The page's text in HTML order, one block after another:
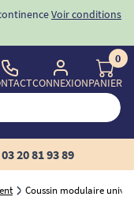
Voir conditions
CONNEXION
0
PANIER
03 20 81 93 89
Coussin modulaire